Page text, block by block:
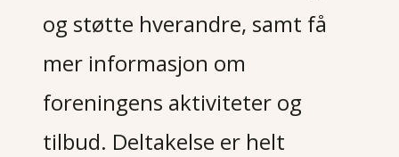
og støtte hverandre, samt få
mer informasjon om
foreningens aktiviteter og
tilbud. Deltakelse er helt